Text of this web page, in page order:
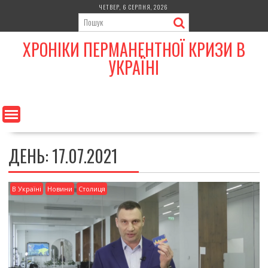
content
ЧЕТВЕР, 6 СЕРПНЯ, 2026
ХРОНІКИ ПЕРМАНЕНТНОЇ КРИЗИ В
УКРАЇНІ
ДЕНЬ:17.07.2021
В Україні Новини Столиця